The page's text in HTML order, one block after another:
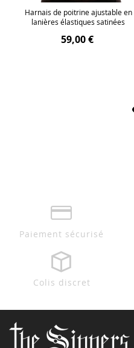
Harnais de poitrine ajustable en
lanières élastiques satinées
59,00 €
Paiement sécurisé
Colis discret